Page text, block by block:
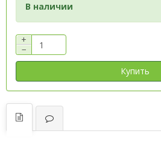
В наличии
+
−
Купить